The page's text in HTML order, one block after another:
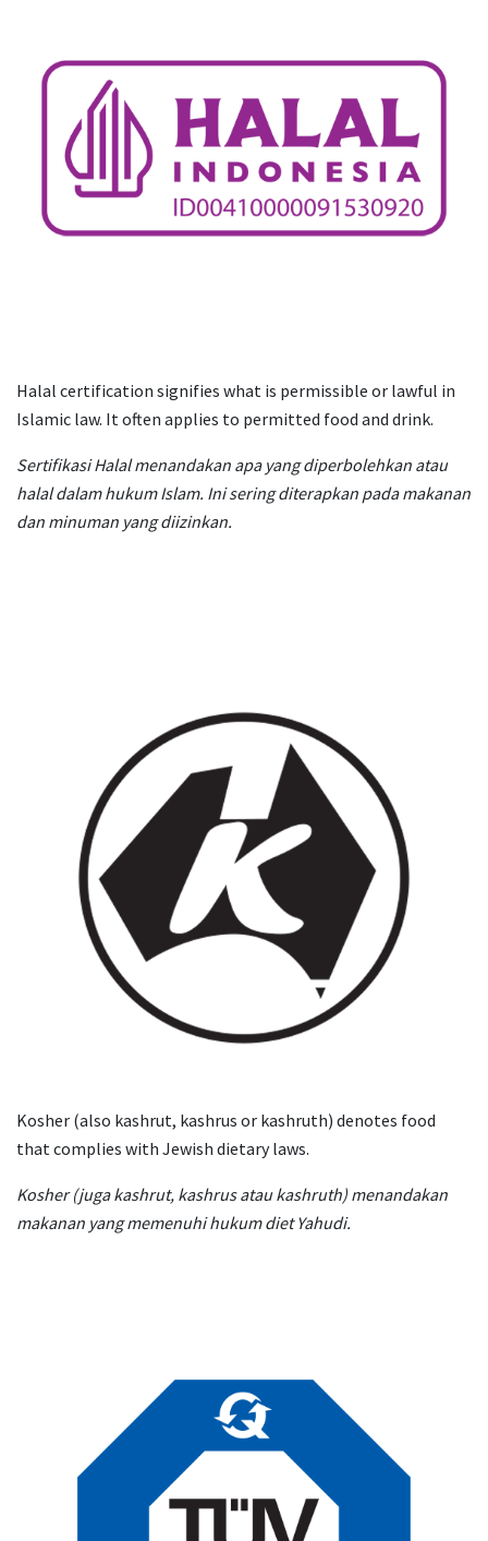
Halal certification signifies what is permissible or lawful in
Islamic law. It often applies to permitted food and drink.
Sertifikasi Halal menandakan apa yang diperbolehkan atau
halal dalam hukum Islam. Ini sering diterapkan pada makanan
dan minuman yang diizinkan.
Kosher (also kashrut, kashrus or kashruth) denotes food
that complies with Jewish dietary laws.
Kosher (juga kashrut, kashrus atau kashruth) menandakan
makanan yang memenuhi hukum diet Yahudi.